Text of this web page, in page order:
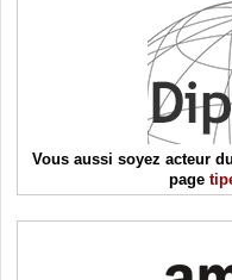
Vous aussi soyez acteur
page